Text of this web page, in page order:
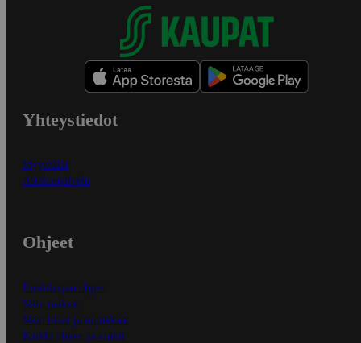
Yhteystiedot
Myymälät
Asiakaspalvelu
Ohjeet
Ensitilaajan ohjeet
Näin maksat
Näin tilaat ja muokkaat
Kaikki ohjeet ja vinkit